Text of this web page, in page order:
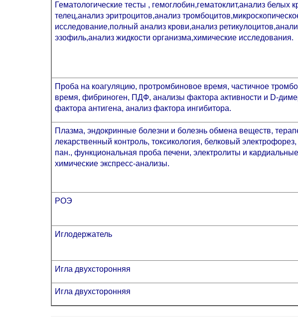
Гематологические тесты , гемоглобин,гематоклит,анализ белых
телец,анализ эритроцитов,анализ
исследование,полный анализ крови,анализ
эзофиль,анализ жидкости организма,химические исследования.
Проба на коагуляцию, протромбиновое время, частичное
время, фибриноген, ПДФ, анализы фактора активности и D-
фактора антигена, анализ фактора ингибитора.
Плазма, эндокринные болезни и болезнь обмена веществ,
лекарственный контроль, токсикология, белковый
пан., функциональная проба печени, электролиты и
химические экспресс-анализы.
РОЭ
Иглодержатель
Игла двухсторонняя
Игла двухсторонняя